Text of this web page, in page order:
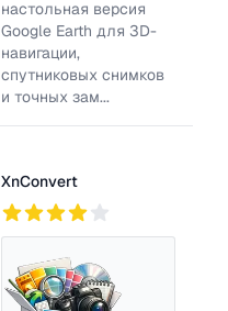
настольная версия
Google Earth для 3D-
навигации,
спутниковых снимков
и точных зам...
XnConvert